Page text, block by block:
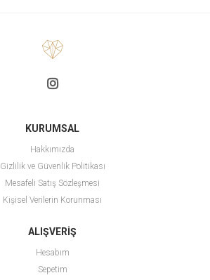
KURUMSAL
Hakkımızda
Gizlilik ve Güvenlik Politikası
Mesafeli Satış Sözleşmesi
Kişisel Verilerin Korunması
ALIŞVERİŞ
Hesabım
Sepetim